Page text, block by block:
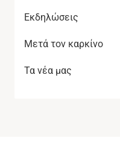
Εκδηλώσεις
Μετά τον καρκίνο
Τα νέα μας